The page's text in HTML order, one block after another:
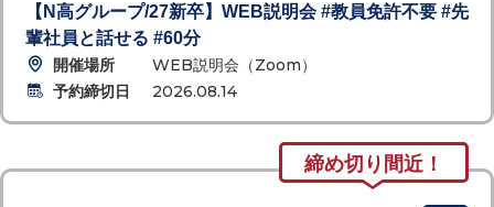
【N高グループ/27新卒】WEB説明会 #教員免許不要 #先
輩社員と話せる #60分
開催場所
WEB説明会（Zoom）
予約締切日
2026.08.14
締め切り間近！